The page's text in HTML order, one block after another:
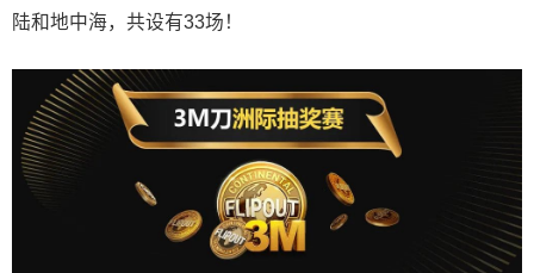
陆和地中海，共设有33场！